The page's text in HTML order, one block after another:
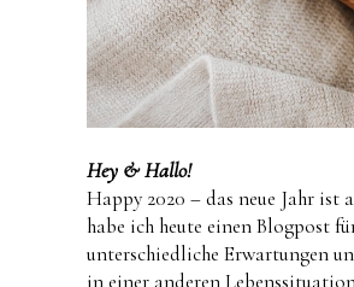
Hey & Hallo!
Happy 2020 – das neue Jahr
habe ich heute einen Blogpost
unterschiedliche Erwartungen